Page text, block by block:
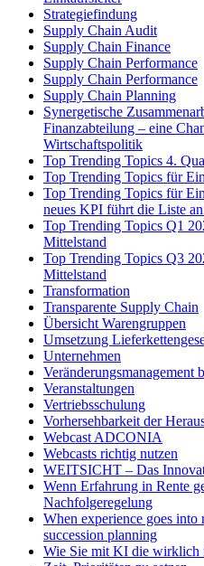
Strategiefindung
Supply Chain Audit
Supply Chain Finance
Supply Chain Performance
Supply Chain Performance
Supply Chain Planning
Synergetische
Finanzabteilung – eine
Wirtschaftspolitik
Top Trending Topics 4.
Top Trending Topics für
Top Trending Topics für
neues KPI führt die Liste
Top Trending Topics Q1
Mittelstand
Top Trending Topics Q3
Mittelstand
Transformation
Transparente Supply Chain
Übersicht Warengruppen
Umsetzung
Unternehmen
Veränderungsmanagement
Veranstaltungen
Vertriebsschulung
Vorhersehbarkeit der
Webcast ADCONIA
Webcasts richtig nutzen
WEITSICHT – Das
Wenn Erfahrung in Rente
Nachfolgeregelung
When experience goes into
succession planning
Wie Sie mit KI die wirklich